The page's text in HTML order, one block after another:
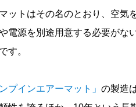
ットはその名のとおり、空気
電源を別途用意する必要がな
す。
ンプインエアーマット」 の製造